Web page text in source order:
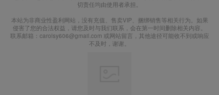
切责任均由使用者承担。
本站为非商业性盈利网站，没有充值、售卖VIP、捆绑销售等相关行为。如果
侵害了您的合法权益，请您及时与我们联系，会在第一时间删除相关内容。
联系邮箱：carolsy606@gmail.com 或网站留言，其他途径可能收不到或响应
不及时，谢谢。